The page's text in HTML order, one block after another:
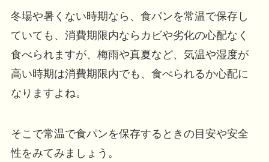
冬場や暑くない時期なら、食パンを常温で保存し
ていても、消費期限内ならカビや劣化の心配なく
食べられますが、梅雨や真夏など、気温や湿度が
高い時期は消費期限内でも、食べられるか心配に
なりますよね。
そこで常温で食パンを保存するときの目安や安全
性をみてみましょう。